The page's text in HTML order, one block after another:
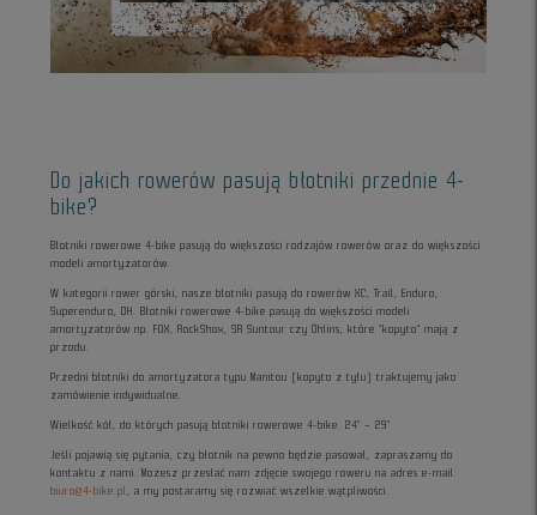
Do jakich rowerów pasują błotniki przednie 4-
bike?
Błotniki rowerowe 4-bike pasują do większości rodzajów rowerów oraz do większości
modeli amortyzatorów.
W kategorii rower górski, nasze błotniki pasują do rowerów XC, Trail, Enduro,
Superenduro, DH. Błotniki rowerowe 4-bike pasują do większości modeli
amortyzatorów np. FOX, RockShox, SR Suntour czy Öhlins, które “kopyto” mają z
przodu.
Przedni błotniki do amortyzatora typu Manitou (kopyto z tyłu) traktujemy jako
zamówienie indywidualne.
Wielkość kół, do których pasują błotniki rowerowe 4-bike: 24" – 29"
Jeśli pojawią się pytania, czy błotnik na pewno będzie pasował, zapraszamy do
kontaktu z nami. Możesz przesłać nam zdjęcie swojego roweru na adres e-mail:
biuro@4-bike.pl, a my postaramy się rozwiać wszelkie wątpliwości.